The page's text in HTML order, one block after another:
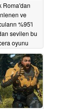
Roma'dan
ve
%95'i
sevilen bu
oyunu
%75
06/02/2026